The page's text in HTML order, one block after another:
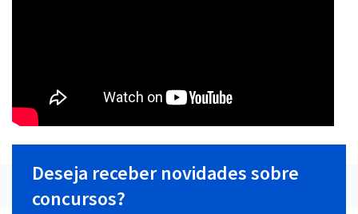
Deseja receber novidades sobre
concursos?